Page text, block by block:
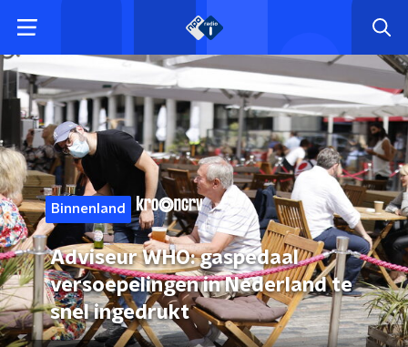
Binnenland
Adviseur WHO: gaspedaal
versoepelingen in Nederland te
snel ingedrukt